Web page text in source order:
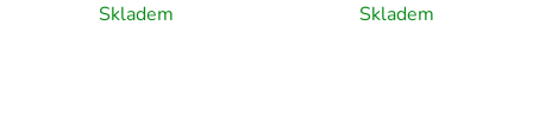
Skladem
Skladem